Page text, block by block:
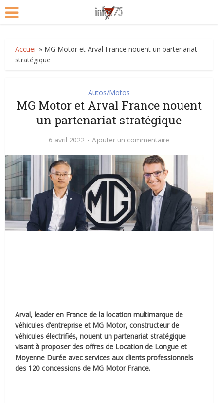
Accueil » MG Motor et Arval France nouent un partenariat
stratégique
Autos/Motos
MG Motor et Arval France nouent
un partenariat stratégique
6 avril 2022 Ajouter un commentaire
Arval, leader en France de la location multimarque de
véhicules d’entreprise et MG Motor, constructeur de
véhicules électrifiés, nouent un partenariat stratégique
visant à proposer des offres de Location de Longue et
Moyenne Durée avec services aux clients professionnels
des 120 concessions de MG Motor France.